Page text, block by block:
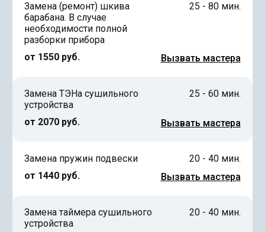
Замена (ремонт) шкива
барабана. В случае
необходимости полной
разборки прибора
от 1550 руб.
25 - 80 мин.
Вызвать мастера
Замена ТЭНа сушильного
устройства
от 2070 руб.
25 - 60 мин.
Вызвать мастера
Замена пружин подвески
от 1440 руб.
20 - 40 мин.
Вызвать мастера
Замена таймера сушильного
устройства
20 - 40 мин.